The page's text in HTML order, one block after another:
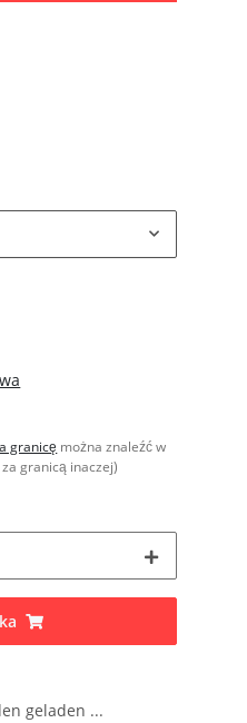
granicę można znaleźć w
za granicą inaczej)
geladen ...